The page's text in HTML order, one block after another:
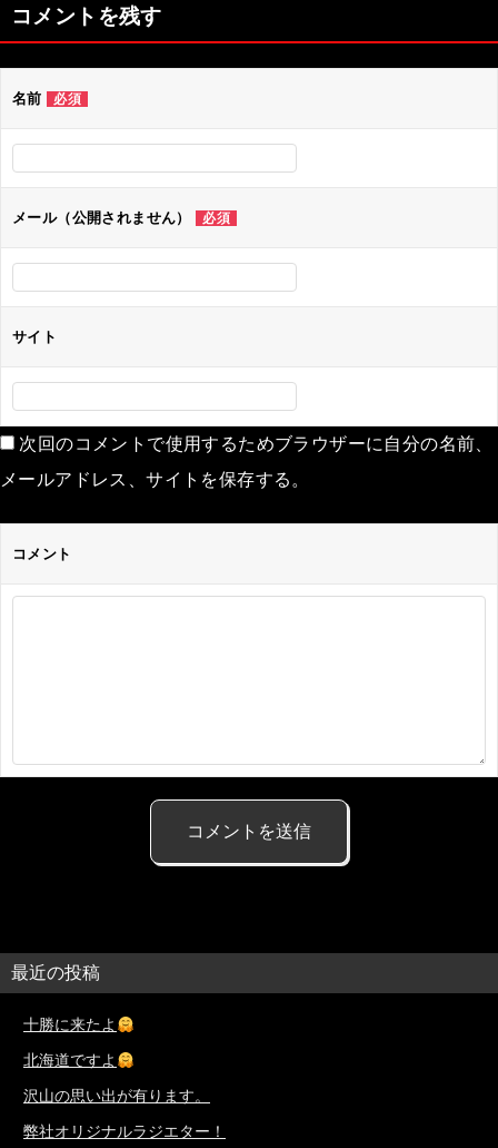
ビ
ゲ
ー
シ
ョ
ン
コメントを残す
名前 必須
メール（公開されません） 必須
サイト
次回のコメントで使用するためブラウザーに自分の名前、
メールアドレス、サイトを保存する。
コメント
最近の投稿
十勝に来たよ
北海道ですよ
沢山の思い出が有ります。
弊社オリジナルラジエター！